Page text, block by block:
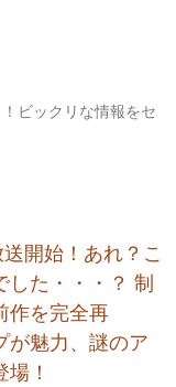
ビックリな情報をセ
開始！あれ？こ
した・・・？ 制
作を完全再
が魅力、謎のア
！